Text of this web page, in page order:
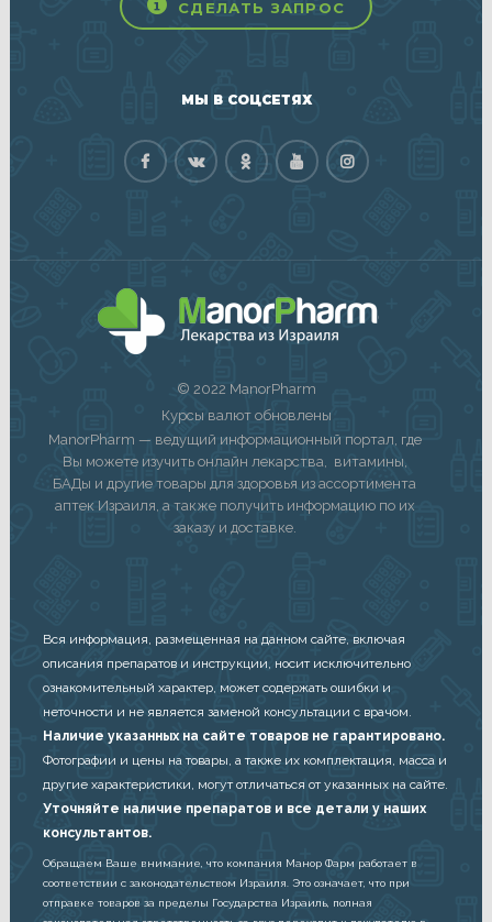
СДЕЛАТЬ ЗАПРОС
МЫ В СОЦСЕТЯХ
© 2022 ManorPharm
Курсы валют обновлены
ManorPharm — ведущий информационный портал, где
Вы можете изучить онлайн лекарства, витамины,
БАДы и другие товары для здоровья из ассортимента
аптек Израиля, а также получить информацию по их
заказу и доставке.
Вся информация, размещенная на данном сайте, включая
описания препаратов и инструкции, носит исключительно
ознакомительный характер, может содержать ошибки и
неточности и не является заменой консультации с врачом.
Наличие указанных на сайте товаров не гарантировано.
Фотографии и цены на товары, а также их комплектация, масса и
другие характеристики, могут отличаться от указанных на сайте.
Уточняйте наличие препаратов и все детали у наших
консультантов.
Обращаем Ваше внимание, что компания Манор Фарм работает в
соответствии с законодательством Израиля. Это означает, что при
отправке товаров за пределы Государства Израиль, полная